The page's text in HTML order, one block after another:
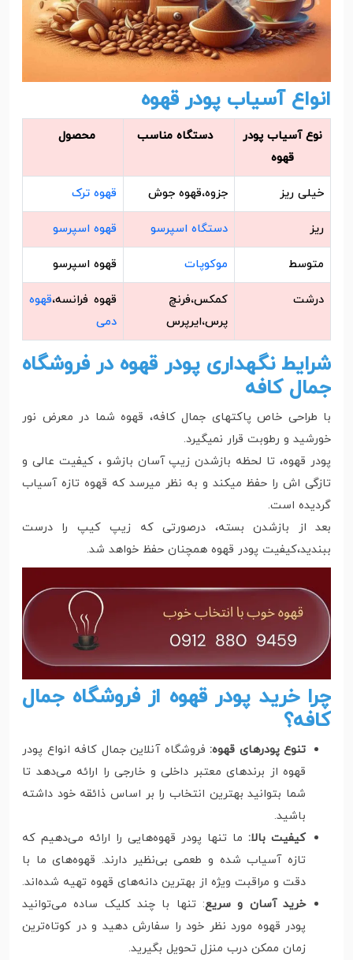
انواع آسیاب پودر قهوه
نوع آسیاب پودر
قهوه
دستگاه مناسب محصول
خیلی ریز جزوه،قهوه جوش قهوه ترک
ریز دستگاه اسپرسو قهوه اسپرسو
متوسط موکوپات قهوه اسپرسو
درشت
کمکس،فرنچ
پرس،ایرپرس
قهوه فرانسه،قهوه
دمی
شرایط نگهداری پودر قهوه در فروشگاه
جمال کافه
با طراحی خاص پاکتهای جمال کافه، قهوه شما در معرض نور
خورشید و رطوبت قرار نمیگیرد.
پودر قهوه، تا لحظه بازشدن زیپ آسان بازشو ، کیفیت عالی و
تازگی اش را حفظ میکند و به نظر میرسد که قهوه تازه آسیاب
گردیده است.
بعد از بازشدن بسته، درصورتی که زیپ کیپ را درست
ببندید،کیفیت پودر قهوه همچنان حفظ خواهد شد.
چرا خرید پودر قهوه از فروشگاه جمال
کافه؟
تنوع پودرهای قهوه: فروشگاه آنلاین جمال کافه انواع پودر
قهوه از برندهای معتبر داخلی و خارجی را ارائه می‌دهد تا
شما بتوانید بهترین انتخاب را بر اساس ذائقه خود داشته
باشید.
کیفیت بالا: ما تنها پودر قهوه‌هایی را ارائه می‌دهیم که
تازه آسیاب شده و طعمی بی‌نظیر دارند. قهوه‌های ما با
دقت و مراقبت ویژه از بهترین دانه‌های قهوه تهیه شده‌اند.
خرید آسان و سریع: تنها با چند کلیک ساده می‌توانید
پودر قهوه مورد نظر خود را سفارش دهید و در کوتاه‌ترین
زمان ممکن درب منزل تحویل بگیرید.